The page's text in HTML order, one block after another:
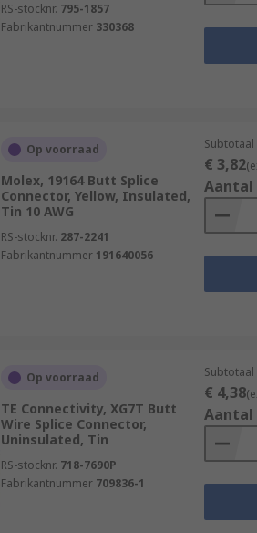
RS-stocknr. 795-1857
Fabrikantnummer 330368
Op voorraad
Molex, 19164 Butt Splice
Connector, Yellow, Insulated,
Tin 10 AWG
RS-stocknr. 287-2241
Fabrikantnummer 191640056
Subtotaal
€ 3,82
Aantal
Op voorraad
TE Connectivity, XG7T Butt
Wire Splice Connector,
Uninsulated, Tin
RS-stocknr. 718-7690P
Fabrikantnummer 709836-1
Subtotaal
€ 4,38
Aantal